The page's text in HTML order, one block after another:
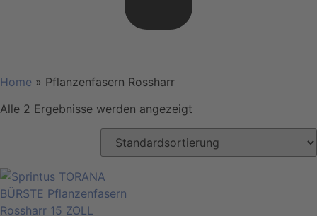
Home » Pflanzenfasern Rossharr
Alle 2 Ergebnisse werden angezeigt